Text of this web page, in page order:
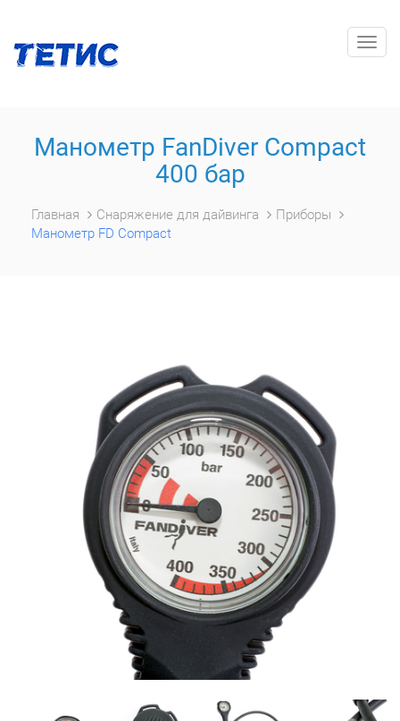
Манометр FanDiver Compact
400 бар
Главная Снаряжение для дайвинга
Приборы
Манометр FD Compact